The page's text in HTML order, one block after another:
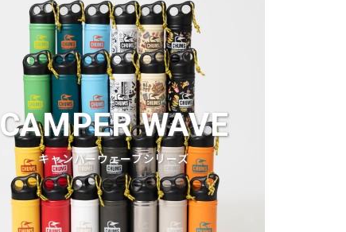
CAMPER WAVE
キャンパーウェーブシリーズ